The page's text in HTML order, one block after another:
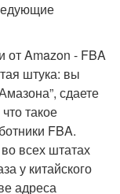
от Amazon - FBA
штука: вы
сдаете
такое
FBA.
всех штатах
у китайского
адреса